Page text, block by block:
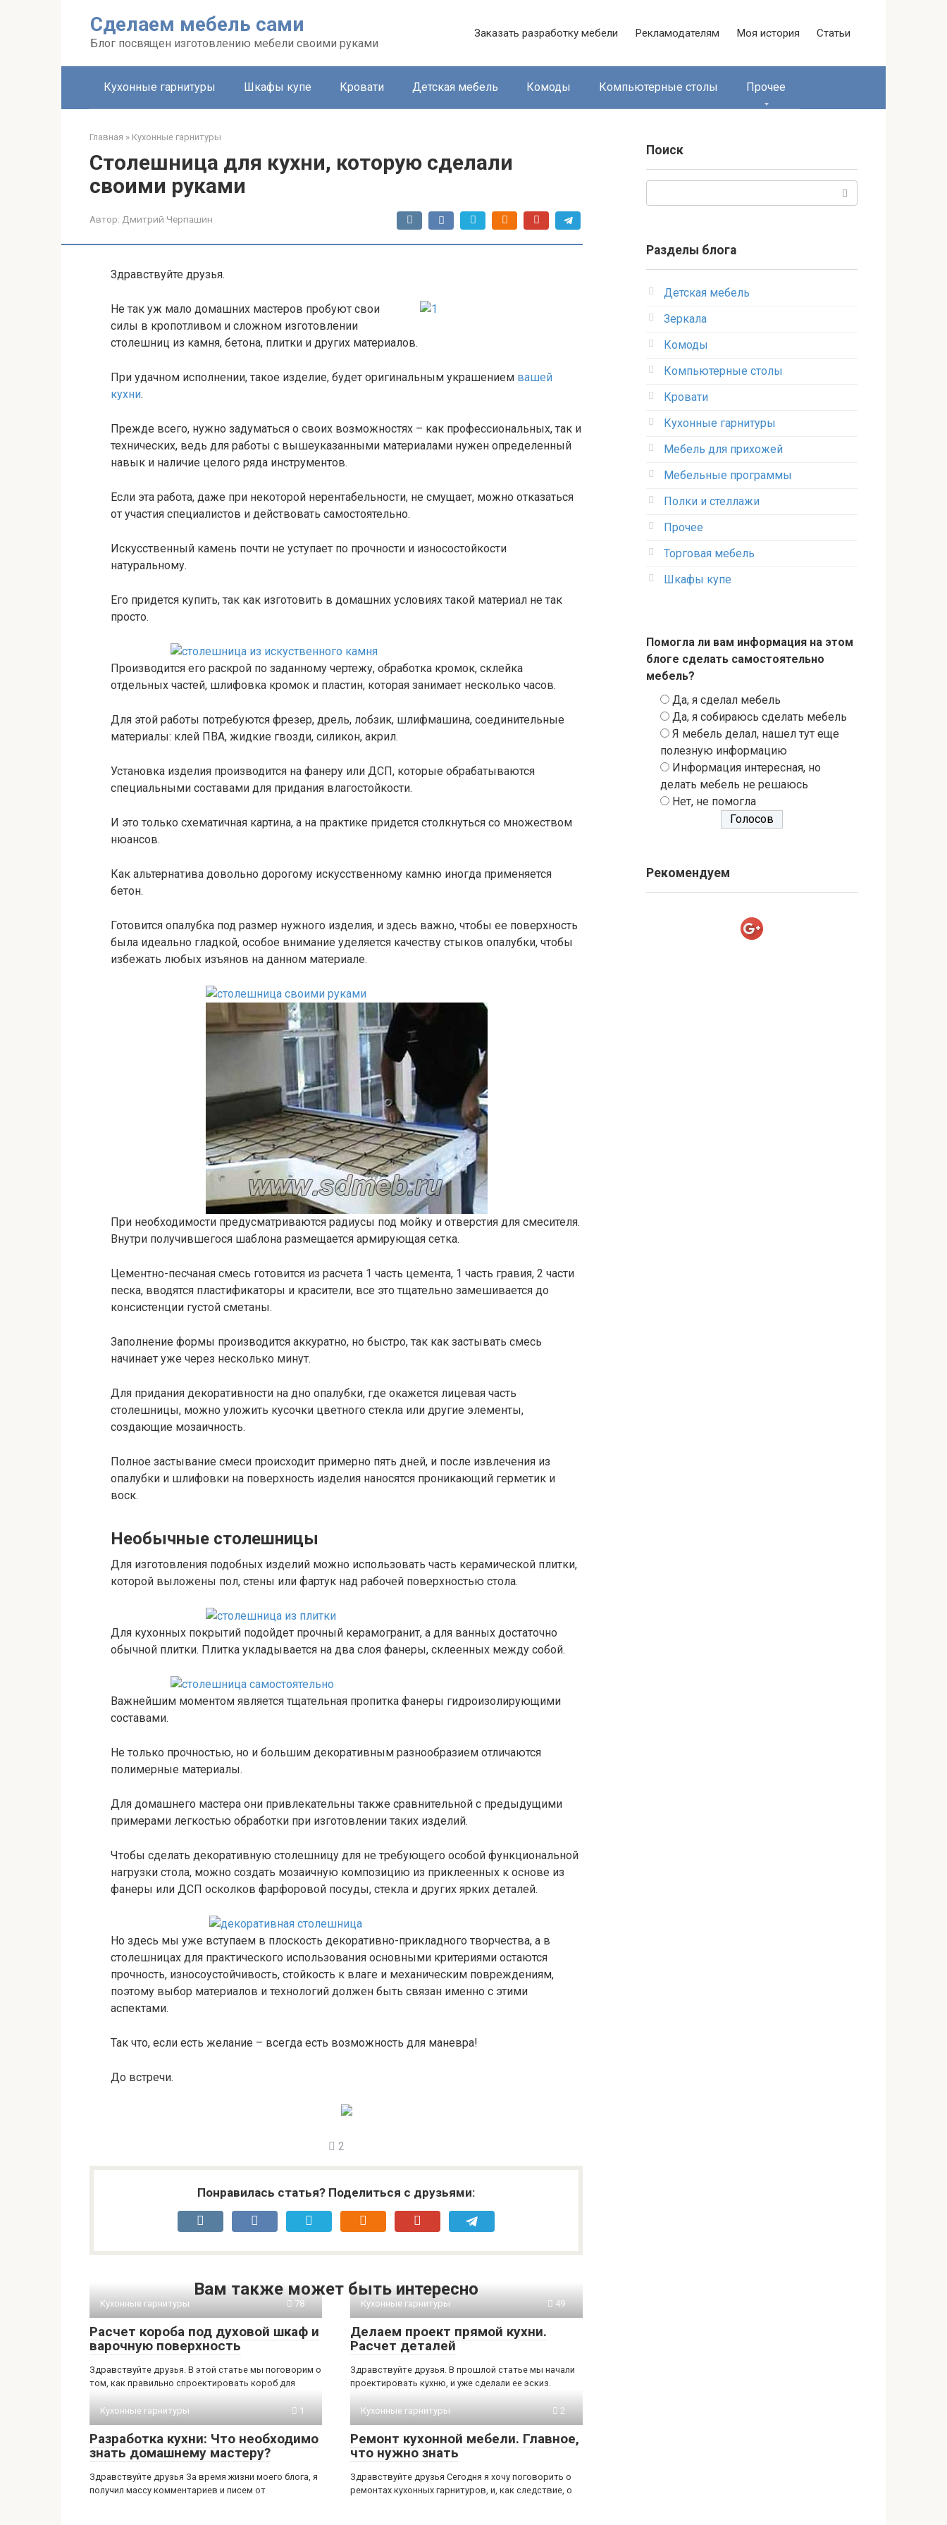
Сделаем мебель сами
Блог посвящен изготовлению мебели своими руками
Заказать разработку мебели Рекламодателям Моя история Статьи
Кухонные гарнитуры Шкафы купе Кровати Детская мебель Комоды Компьютерные столы Прочее
Главная » Кухонные гарнитуры
Столешница для кухни, которую сделали
своими руками
Автор: Дмитрий Черпашин
Здравствуйте друзья.
Не так уж мало домашних мастеров пробуют свои
силы в кропотливом и сложном изготовлении
столешниц из камня, бетона, плитки и других материалов.
При удачном исполнении, такое изделие, будет оригинальным украшением вашей
кухни.
Прежде всего, нужно задуматься о своих возможностях – как профессиональных, так и
технических, ведь для работы с вышеуказанными материалами нужен определенный
навык и наличие целого ряда инструментов.
Если эта работа, даже при некоторой нерентабельности, не смущает, можно отказаться
от участия специалистов и действовать самостоятельно.
Искусственный камень почти не уступает по прочности и износостойкости
натуральному.
Его придется купить, так как изготовить в домашних условиях такой материал не так
просто.
Производится его раскрой по заданному чертежу, обработка кромок, склейка
отдельных частей, шлифовка кромок и пластин, которая занимает несколько часов.
Для этой работы потребуются фрезер, дрель, лобзик, шлифмашина, соединительные
материалы: клей ПВА, жидкие гвозди, силикон, акрил.
Установка изделия производится на фанеру или ДСП, которые обрабатываются
специальными составами для придания влагостойкости.
И это только схематичная картина, а на практике придется столкнуться со множеством
нюансов.
Как альтернатива довольно дорогому искусственному камню иногда применяется
бетон.
Готовится опалубка под размер нужного изделия, и здесь важно, чтобы ее поверхность
была идеально гладкой, особое внимание уделяется качеству стыков опалубки, чтобы
избежать любых изъянов на данном материале.
При необходимости предусматриваются радиусы под мойку и отверстия для смесителя.
Внутри получившегося шаблона размещается армирующая сетка.
Цементно-песчаная смесь готовится из расчета 1 часть цемента, 1 часть гравия, 2 части
песка, вводятся пластификаторы и красители, все это тщательно замешивается до
консистенции густой сметаны.
Заполнение формы производится аккуратно, но быстро, так как застывать смесь
начинает уже через несколько минут.
Для придания декоративности на дно опалубки, где окажется лицевая часть
столешницы, можно уложить кусочки цветного стекла или другие элементы,
создающие мозаичность.
Полное застывание смеси происходит примерно пять дней, и после извлечения из
опалубки и шлифовки на поверхность изделия наносятся проникающий герметик и
воск.
Необычные столешницы
Для изготовления подобных изделий можно использовать часть керамической плитки,
которой выложены пол, стены или фартук над рабочей поверхностью стола.
Для кухонных покрытий подойдет прочный керамогранит, а для ванных достаточно
обычной плитки. Плитка укладывается на два слоя фанеры, склеенных между собой.
Важнейшим моментом является тщательная пропитка фанеры гидроизолирующими
составами.
Не только прочностью, но и большим декоративным разнообразием отличаются
полимерные материалы.
Для домашнего мастера они привлекательны также сравнительной с предыдущими
примерами легкостью обработки при изготовлении таких изделий.
Чтобы сделать декоративную столешницу для не требующего особой функциональной
нагрузки стола, можно создать мозаичную композицию из приклеенных к основе из
фанеры или ДСП осколков фарфоровой посуды, стекла и других ярких деталей.
Но здесь мы уже вступаем в плоскость декоративно-прикладного творчества, а в
столешницах для практического использования основными критериями остаются
прочность, износоустойчивость, стойкость к влаге и механическим повреждениям,
поэтому выбор материалов и технологий должен быть связан именно с этими
аспектами.
Так что, если есть желание – всегда есть возможность для маневра!
До встречи.
2
Понравилась статья? Поделиться с друзьями:
Вам также может быть интересно
Кухонные гарнитуры 78
Расчет короба под духовой шкаф и
варочную поверхность
Здравствуйте друзья. В этой статье мы поговорим о
том, как правильно спроектировать короб для
Кухонные гарнитуры 49
Делаем проект прямой кухни.
Расчет деталей
Здравствуйте друзья. В прошлой статье мы начали
проектировать кухню, и уже сделали ее эскиз.
Кухонные гарнитуры 1
Разработка кухни: Что необходимо
знать домашнему мастеру?
Здравствуйте друзья За время жизни моего блога, я
получил массу комментариев и писем от
Кухонные гарнитуры 2
Ремонт кухонной мебели. Главное,
что нужно знать
Здравствуйте друзья Сегодня я хочу поговорить о
ремонтах кухонных гарнитуров, и, как следствие, о
Поиск
Разделы блога
Детская мебель
Зеркала
Комоды
Компьютерные столы
Кровати
Кухонные гарнитуры
Мебель для прихожей
Мебельные программы
Полки и стеллажи
Прочее
Торговая мебель
Шкафы купе
Помогла ли вам информация на этом
блоге сделать самостоятельно
мебель?
Да, я сделал мебель
Да, я собираюсь сделать мебель
Я мебель делал, нашел тут еще
полезную информацию
Информация интересная, но
делать мебель не решаюсь
Нет, не помогла
Рекомендуем